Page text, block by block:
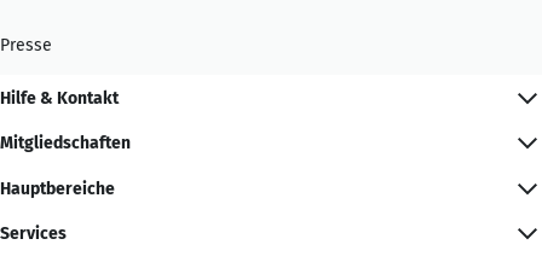
Presse
Hilfe & Kontakt
Mitgliedschaften
Hauptbereiche
Services